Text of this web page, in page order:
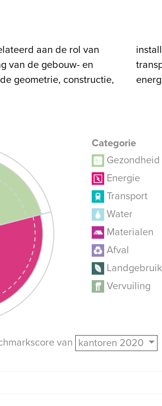
aan de rol van
van de gebouw- en
geometrie, constructie,
het gebouw, de
het gebouw en de
Categorie
Gezondheid
Energie
Transport
Water
Materialen
Afval
Vervuiling
van kantoren 2020